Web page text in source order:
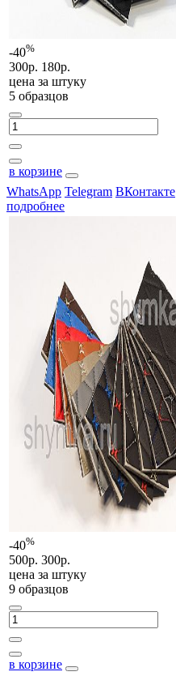
-40%
300р. 180р.
цена за штуку
5 образцов
в корзине
WhatsApp Telegram ВКонтакте
подробнее
-40%
500р. 300р.
цена за штуку
9 образцов
в корзине